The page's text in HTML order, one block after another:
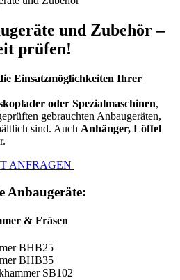
und Zubehör –
prüfen!
Einsatzmöglichkeiten Ihrer
oder Spezialmaschinen,
gebrauchten Anbaugeräten,
sind. Auch Anhänger, Löffel
ANFRAGEN
Anbaugeräte:
& Fräsen
BHB25
BHB35
SB102